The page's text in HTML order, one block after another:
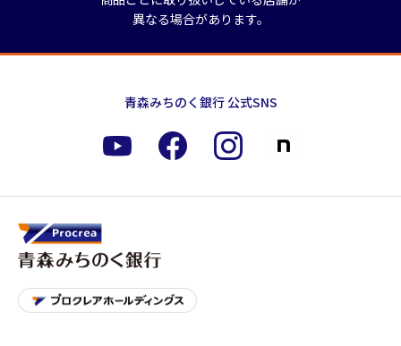
異なる場合があります。
青森みちのく銀行 公式SNS